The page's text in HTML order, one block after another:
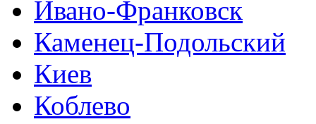
Ивано-Франковск
Каменец-Подольский
Киев
Коблево